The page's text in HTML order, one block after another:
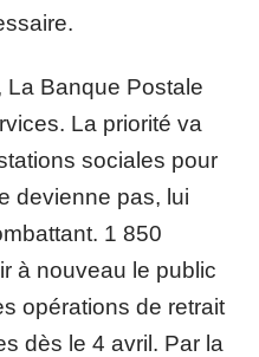
La Banque Postale
La priorité va
sociales pour
devienne pas, lui
1 850
à nouveau le public
opérations de retrait
dès le 4 avril. Par la